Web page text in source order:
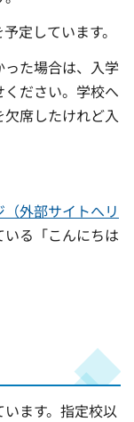
定しています。
た場合は、入学
ださい。学校へ
席したけれど入
外部サイトへリ
る「こんにちは
ます。指定校以